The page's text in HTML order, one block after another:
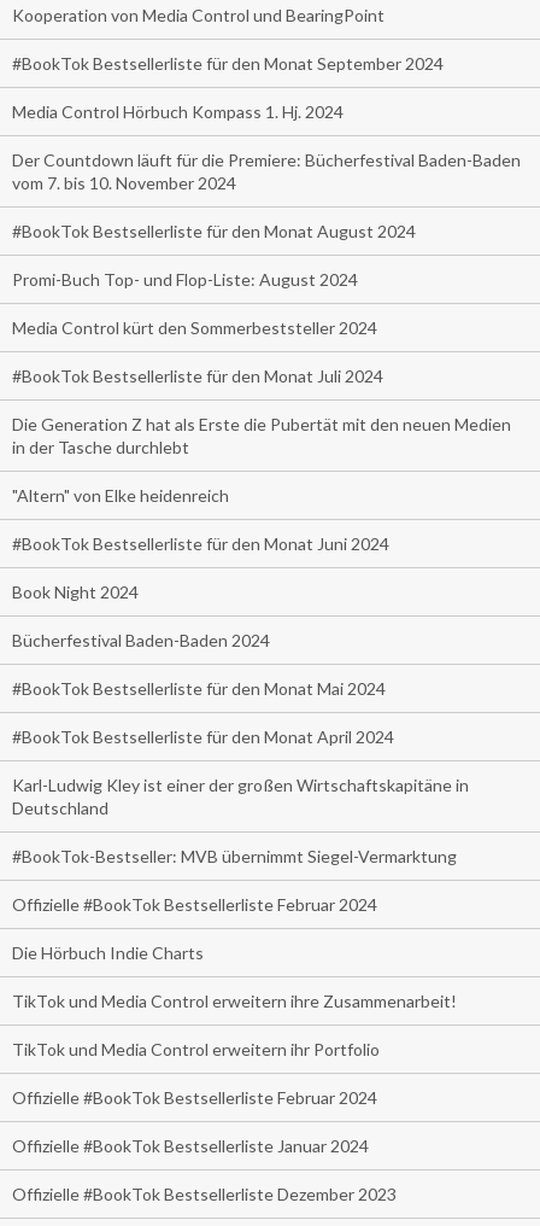
Kooperation von Media Control und BearingPoint
#BookTok Bestsellerliste für den Monat September 2024
Media Control Hörbuch Kompass 1. Hj. 2024
Der Countdown läuft für die Premiere: Bücherfestival Baden-Baden
vom 7. bis 10. November 2024
#BookTok Bestsellerliste für den Monat August 2024
Promi-Buch Top- und Flop-Liste: August 2024
Media Control kürt den Sommerbeststeller 2024
#BookTok Bestsellerliste für den Monat Juli 2024
Die Generation Z hat als Erste die Pubertät mit den neuen Medien
in der Tasche durchlebt
"Altern" von Elke heidenreich
#BookTok Bestsellerliste für den Monat Juni 2024
Book Night 2024
Bücherfestival Baden-Baden 2024
#BookTok Bestsellerliste für den Monat Mai 2024
#BookTok Bestsellerliste für den Monat April 2024
Karl-Ludwig Kley ist einer der großen Wirtschaftskapitäne in
Deutschland
#BookTok-Bestseller: MVB übernimmt Siegel-Vermarktung
Offizielle #BookTok Bestsellerliste Februar 2024
Die Hörbuch Indie Charts
TikTok und Media Control erweitern ihre Zusammenarbeit!
TikTok und Media Control erweitern ihr Portfolio
Offizielle #BookTok Bestsellerliste Februar 2024
Offizielle #BookTok Bestsellerliste Januar 2024
Offizielle #BookTok Bestsellerliste Dezember 2023